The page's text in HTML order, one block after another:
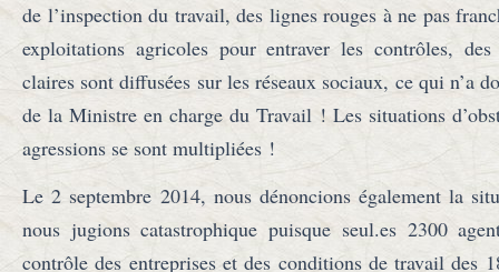
de l’inspection du travail, des lignes rouges à ne pas
exploitations agricoles pour entraver les contrôles, des
claires sont diffusées sur les réseaux sociaux, ce qui n’a
de la Ministre en charge du Travail ! Les situations
agressions se sont multipliées !
Le 2 septembre 2014, nous dénoncions également la
nous jugions catastrophique puisque seul.es 2300
contrôle des entreprises et des conditions de travail des